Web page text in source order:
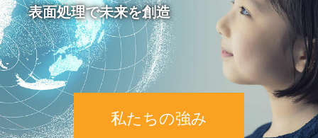
表面処理で未来を創造
私たちの強み